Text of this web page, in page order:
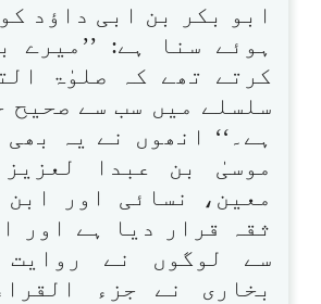
ابو بکر بن ابی داؤد
ہوئے سنا ہے: ’’میرے
کرتے تھے کہ صلوٰۃ
سلسلے میں سب سے صحیح
ہے۔‘‘ انھوں نے یہ
موسیٰ بن عبدا
معین، نسائی اور
ثقہ قرار دیا ہے اور
سے لوگوں نے
بخاری نے جزء